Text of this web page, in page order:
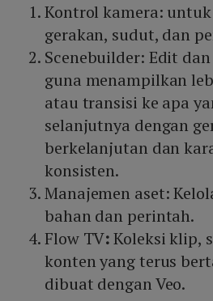
Kontrol kamera:
gerakan, sudut, dan
Scenebuilder: Edit
guna menampilkan
atau transisi ke apa
selanjutnya dengan
berkelanjutan dan
konsisten.
Manajemen aset:
bahan dan perintah.
Flow TV:Koleksi klip,
konten yang terus
dibuat dengan Veo.